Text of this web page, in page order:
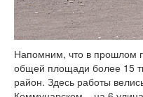
Напомним, что в прошлом
общей площади более 15
район. Здесь работы